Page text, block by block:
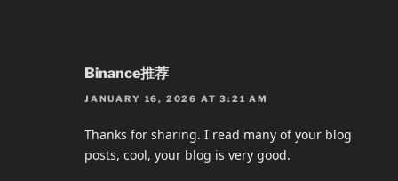
Binance推荐
JANUARY 16, 2026 AT 3:21 AM
Thanks for sharing. I read many of your blog
posts, cool, your blog is very good.